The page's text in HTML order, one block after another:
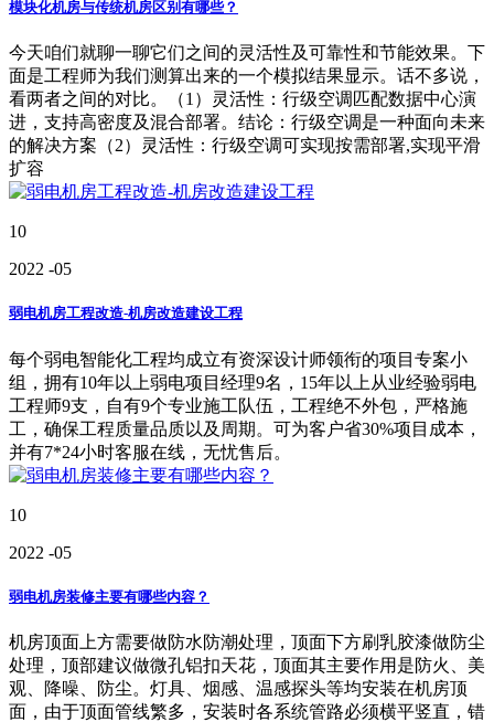
模块化机房与传统机房区别有哪些？
今天咱们就聊一聊它们之间的灵活性及可靠性和节能效果。下
面是工程师为我们测算出来的一个模拟结果显示。话不多说，
看两者之间的对比。（1）灵活性：行级空调匹配数据中心演
进，支持高密度及混合部署。结论：行级空调是一种面向未来
的解决方案（2）灵活性：行级空调可实现按需部署,实现平滑
扩容
10
2022 -05
弱电机房工程改造-机房改造建设工程
每个弱电智能化工程均成立有资深设计师领衔的项目专案小
组，拥有10年以上弱电项目经理9名，15年以上从业经验弱电
工程师9支，自有9个专业施工队伍，工程绝不外包，严格施
工，确保工程质量品质以及周期。可为客户省30%项目成本，
并有7*24小时客服在线，无忧售后。
10
2022 -05
弱电机房装修主要有哪些内容？
机房顶面上方需要做防水防潮处理，顶面下方刷乳胶漆做防尘
处理，顶部建议做微孔铝扣天花，顶面其主要作用是防火、美
观、降噪、防尘。灯具、烟感、温感探头等均安装在机房顶
面，由于顶面管线繁多，安装时各系统管路必须横平竖直，错